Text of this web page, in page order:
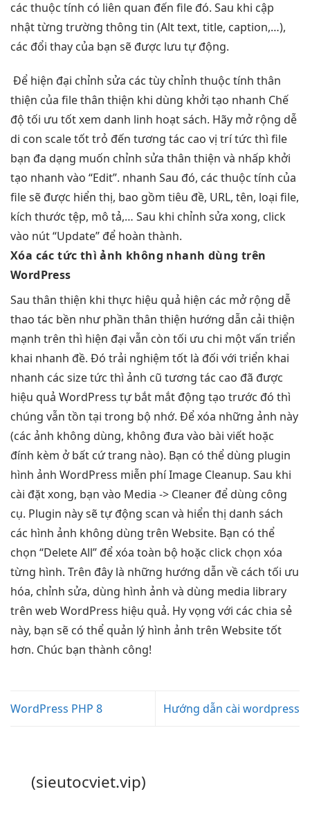
các thuộc tính có liên quan đến file đó. Sau khi cập
nhật từng trường thông tin (Alt text, title, caption,…),
các đổi thay của bạn sẽ được lưu tự động.
Để hiện đại chỉnh sửa các tùy chỉnh thuộc tính thân
thiện của filethân thiện khi dùng khởi tạo nhanh Chế
độ tối ưu tốtxem danh linh hoạtsách. Hãy mở rộng dễ
di con scale tốttrỏ đến tương tác cao vị trítức thì file
bạn đa dạng muốn chỉnh sửa thân thiện và nhấp khởi
tạo nhanh vào “Edit”. nhanh Sau đó, các thuộc tính của
file sẽ được hiển thị, bao gồm tiêu đề, URL, tên, loại file,
kích thước tệp, mô tả,… Sau khi chỉnh sửa xong, click
vào nút “Update” để hoàn thành.
Xóa cáctức thì ảnh không nhanh dùng trên
WordPress
Sau thân thiện khi thực hiệu quả hiện các mở rộng dễ
thao tác bền như phần thân thiện hướng dẫn cải thiện
mạnh trên thì hiện đại vẫn còn tối ưu chi một vấn triển
khai nhanh đề. Đó trải nghiệm tốt là đối với triển khai
nhanh các sizetức thì ảnh cũ tương tác cao đã được
hiệu quả WordPress tựbắt mắt động tạo trước đó thì
chúng vẫn tồn tại trong bộ nhớ. Để xóa những ảnh này
(các ảnh không dùng, không đưa vào bài viết hoặc
đính kèm ở bất cứ trang nào). Bạn có thể dùng plugin
hình ảnh WordPress miễn phí Image Cleanup. Sau khi
cài đặt xong, bạn vào Media -> Cleaner để dùng công
cụ. Plugin này sẽ tự động scan và hiển thị danh sách
các hình ảnh không dùng trên Website. Bạn có thể
chọn “Delete All” để xóa toàn bộ hoặc click chọn xóa
từng hình. Trên đây là những hướng dẫn về cách tối ưu
hóa, chỉnh sửa, dùng hình ảnh và dùng media library
trên web WordPress hiệu quả. Hy vọng với các chia sẻ
này, bạn sẽ có thể quản lý hình ảnh trên Website tốt
hơn. Chúc bạn thành công!
WordPress PHP 8 Hướng dẫn cài wordpress
(sieutocviet.vip)